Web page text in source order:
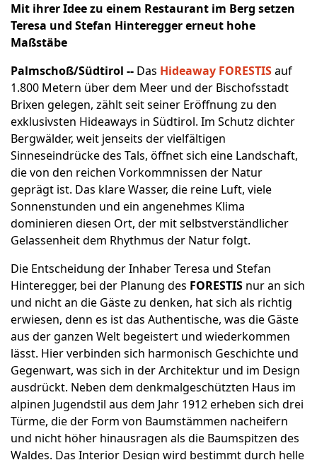
Mit ihrer Idee zu einem Restaurant im Berg setzen
Teresa und Stefan Hinteregger erneut hohe
Maßstäbe
Palmschoß/Südtirol -- Das Hideaway FORESTISauf
1.800 Metern über dem Meer und der Bischofsstadt
Brixen gelegen, zählt seit seiner Eröffnung zu den
exklusivsten Hideaways in Südtirol. Im Schutz dichter
Bergwälder, weit jenseits der vielfältigen
Sinneseindrücke des Tals, öffnet sich eine Landschaft,
die von den reichen Vorkommnissen der Natur
geprägt ist. Das klare Wasser, die reine Luft, viele
Sonnenstunden und ein angenehmes Klima
dominieren diesen Ort, der mit selbstverständlicher
Gelassenheit dem Rhythmus der Natur folgt.
Die Entscheidung der Inhaber Teresa und Stefan
Hinteregger, bei der Planung des FORESTIS nur an sich
und nicht an die Gäste zu denken, hat sich als richtig
erwiesen, denn es ist das Authentische, was die Gäste
aus der ganzen Welt begeistert und wiederkommen
lässt. Hier verbinden sich harmonisch Geschichte und
Gegenwart, was sich in der Architektur und im Design
ausdrückt. Neben dem denkmalgeschützten Haus im
alpinen Jugendstil aus dem Jahr 1912 erheben sich drei
Türme, die der Form von Baumstämmen nacheifern
und nicht höher hinausragen als die Baumspitzen des
Waldes. Das Interior Design wird bestimmt durch helle